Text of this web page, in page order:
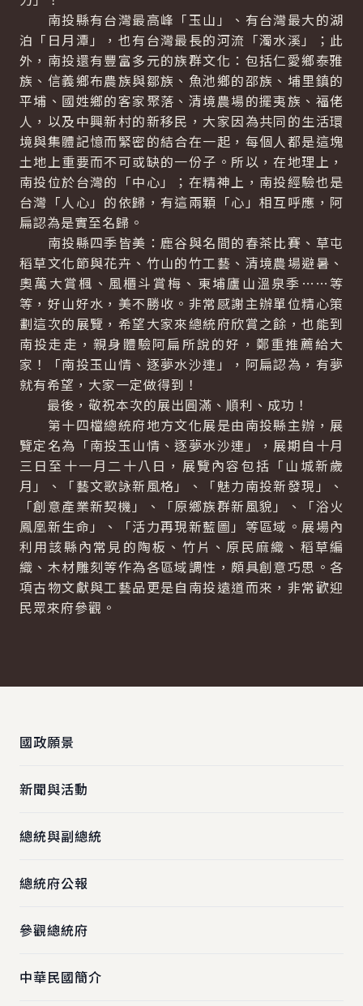
南投縣有台灣最高峰「玉山」、有台灣最大的湖
泊「日月潭」，也有台灣最長的河流「濁水溪」；此
外，南投還有豐富多元的族群文化：包括仁愛鄉泰雅
族、信義鄉布農族與鄒族、魚池鄉的邵族、埔里鎮的
平埔、國姓鄉的客家聚落、清境農場的擺夷族、福佬
人，以及中興新村的新移民，大家因為共同的生活環
境與集體記憶而緊密的結合在一起，每個人都是這塊
土地上重要而不可或缺的一份子。所以，在地理上，
南投位於台灣的「中心」；在精神上，南投經驗也是
台灣「人心」的依歸，有這兩顆「心」相互呼應，阿
扁認為是實至名歸。
南投縣四季皆美：鹿谷與名間的春茶比賽、草屯
稻草文化節與花卉、竹山的竹工藝、清境農場避暑、
奧萬大賞楓、風櫃斗賞梅、東埔廬山溫泉季……等
等，好山好水，美不勝收。非常感謝主辦單位精心策
劃這次的展覽，希望大家來總統府欣賞之餘，也能到
南投走走，親身體驗阿扁所說的好，鄭重推薦給大
家！「南投玉山情、逐夢水沙連」，阿扁認為，有夢
就有希望，大家一定做得到！
最後，敬祝本次的展出圓滿、順利、成功！
第十四檔總統府地方文化展是由南投縣主辦，展
覽定名為「南投玉山情、逐夢水沙連」，展期自十月
三日至十一月二十八日，展覽內容包括「山城新歲
月」、「藝文歌詠新風格」、「魅力南投新發現」、
「創意產業新契機」、「原鄉族群新風貌」、「浴火
鳳凰新生命」、「活力再現新藍圖」等區域。展場內
利用該縣內常見的陶板、竹片、原民麻織、稻草編
織、木材雕刻等作為各區域調性，頗具創意巧思。各
項古物文獻與工藝品更是自南投遠道而來，非常歡迎
民眾來府參觀。
國政願景
新聞與活動
總統與副總統
總統府公報
參觀總統府
中華民國簡介